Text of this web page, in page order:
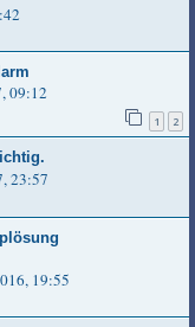
09:12
1 2
23:57
19:55